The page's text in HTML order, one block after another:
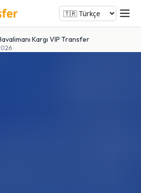
Kargı VIP Transfer